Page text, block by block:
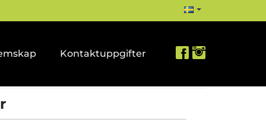
Kontaktuppgifter